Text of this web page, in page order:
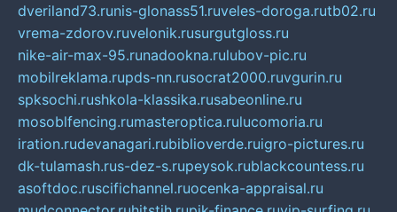
dveriland73.runis-glonass51.ruveles-doroga.rutb02.ru
vrema-zdorov.ruvelonik.rusurgutgloss.ru
nike-air-max-95.runadookna.rulubov-pic.ru
mobilreklama.rupds-nn.rusocrat2000.ruvgurin.ru
spksochi.rushkola-klassika.rusabeonline.ru
mosoblfencing.rumasteroptica.rulucomoria.ru
iration.rudevanagari.rubiblioverde.ruigro-pictures.ru
dk-tulamash.rus-dez-s.rupeysok.rublackcountess.ru
asoftdoc.ruscifichannel.ruocenka-appraisal.ru